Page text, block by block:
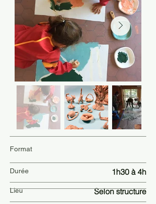
Format
Durée 1h30 à 4h
Lieu Selon structure